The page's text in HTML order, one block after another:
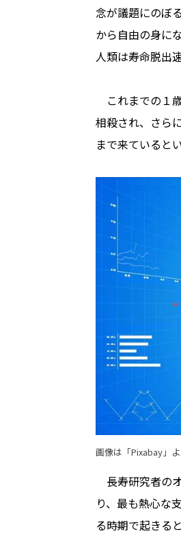
念が議題にのぼ
から自由の身に
人類は寿命脱出
これまでの１
相殺され、さら
まで来ていると
画像は「Pixabay」よ
長寿研究者の
り、最も熱心な
る時期で起きる